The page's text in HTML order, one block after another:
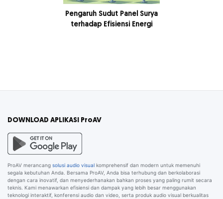
Pengaruh Sudut Panel Surya
terhadap Efisiensi Energi
DOWNLOAD APLIKASI ProAV
ProAV merancang solusi audio visual komprehensif dan modern untuk memenuhi
segala kebutuhan Anda. Bersama ProAV, Anda bisa terhubung dan berkolaborasi
dengan cara inovatif, dan menyederhanakan bahkan proses yang paling rumit secara
teknis. Kami menawarkan efisiensi dan dampak yang lebih besar menggunakan
teknologi interaktif, konferensi audio dan video, serta produk audio visual berkualitas